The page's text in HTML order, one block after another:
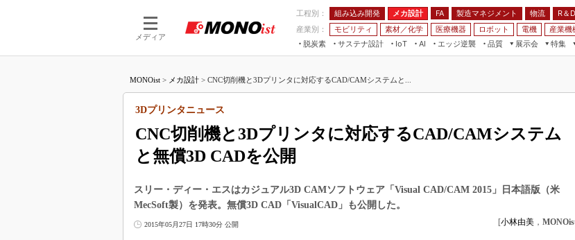
メディア
工程別： 組み込み開発 メカ設計 FA 製造マネジメント 物流 R＆D
産業別：
モビリティ 素材／化学 医療機器 ロボット 電機 産業機
脱炭素
サステナ設計
IoT
つながる工場
AI
AI×設備保全
エッジ逆襲 品質
展示会
JIMTOF
IIFES
特集
組み込み画像技術
MONOist > メカ設計 > CNC切削機と3Dプリンタに対応するCAD/CAMシステムと...
CNC切削機と3Dプリンタに対応するCAD/CAMシステム
と無償3D CADを公開
3Dプリンタニュース
スリー・ディー・エスはカジュアル3D CAMソフトウェア「Visual CAD/CAM 2015」日本語版（米
MecSoft製）を発表。無償3D CAD「VisualCAD」も公開した。
2015年05月27日 17時30分 公開 [小林由美 ，